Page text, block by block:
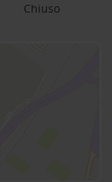
Chiuso